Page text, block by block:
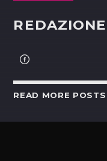
REDAZIONE
READ MORE